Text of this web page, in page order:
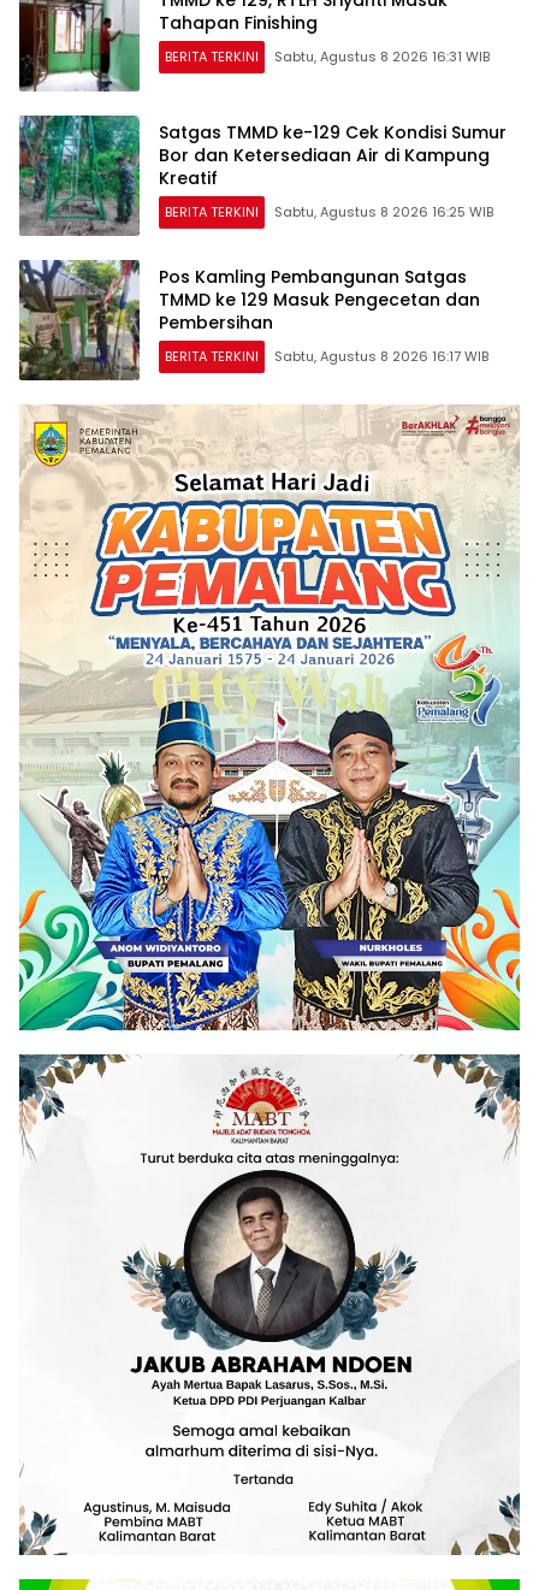
Tahapan Finishing
BERITA TERKINI Sabtu, Agustus 8 2026 16:31 WIB
Satgas TMMD ke-129 Cek Kondisi Sumur
Bor dan Ketersediaan Air di Kampung
Kreatif
BERITA TERKINI Sabtu, Agustus 8 2026 16:25 WIB
Pos Kamling Pembangunan Satgas
TMMD ke 129 Masuk Pengecetan dan
Pembersihan
BERITA TERKINI Sabtu, Agustus 8 2026 16:17 WIB